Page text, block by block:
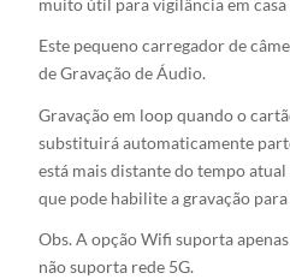
Este pequeno carregador de
de Gravação de Áudio.
Gravação em loop quando o
substituirá automaticamente
está mais distante do tempo
que pode habilite a gravação
Obs. A opção Wifi suporta
não suporta rede 5G.